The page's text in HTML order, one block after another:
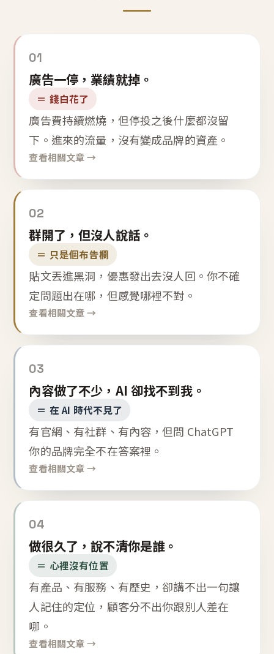
01
廣告一停，業績就掉。
＝ 錢白花了
廣告費持續燃燒，但停投之後什麼都沒留
下。進來的流量，沒有變成品牌的資產。
查看相關文章 →
02
群開了，但沒人說話。
＝ 只是個布告欄
貼文丟進黑洞，優惠發出去沒人回。你不確
定問題出在哪，但感覺哪裡不對。
查看相關文章 →
03
內容做了不少，AI 卻找不到我。
＝ 在 AI 時代不見了
有官網、有社群、有內容，但問 ChatGPT
你的品牌完全不在答案裡。
查看相關文章 →
04
做很久了，說不清你是誰。
＝ 心裡沒有位置
有產品、有服務、有歷史，卻講不出一句讓
人記住的定位，顧客分不出你跟別人差在
哪。
查看相關文章 →